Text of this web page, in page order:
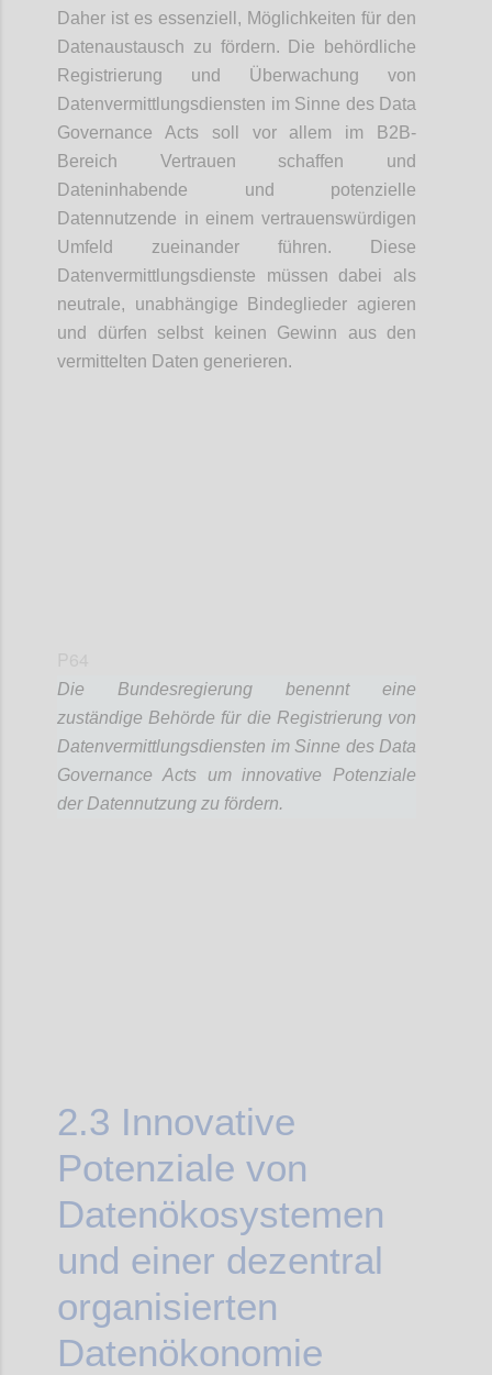
Daher ist es essenziell, Möglichkeiten für den
Datenaustausch zu fördern. Die behördliche
Registrierung und Überwachung von
Datenvermittlungsdiensten im Sinne des Data
Governance Acts soll vor allem im B2B-
Bereich Vertrauen schaffen und
Dateninhabende und potenzielle
Datennutzende in einem vertrauenswürdigen
Umfeld zueinander führen. Diese
Datenvermittlungsdienste müssen dabei als
neutrale, unabhängige Bindeglieder agieren
und dürfen selbst keinen Gewinn aus den
vermittelten Daten generieren.
Die Bundesregierung benennt eine
zuständige Behörde für die Registrierung von
Datenvermittlungsdiensten im Sinne des Data
Governance Acts um innovative Potenziale
der Datennutzung zu fördern.
2.3 Innovative
Potenziale von
Datenökosystemen
und einer dezentral
organisierten
Datenökonomie